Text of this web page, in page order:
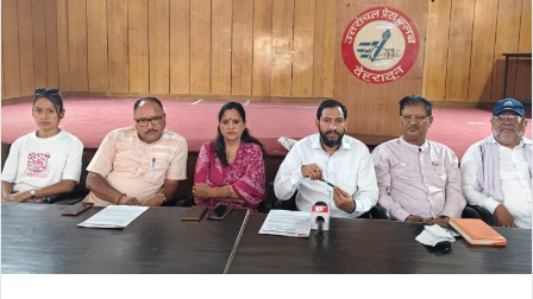
e
a
i
l